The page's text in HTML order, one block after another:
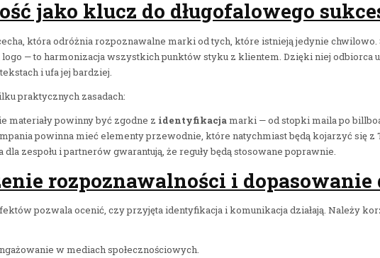
jako klucz do długofalowego
która odróżnia rozpoznawalne marki od tych, które istnieją jedynie
— to harmonizacja wszystkich punktów styku z klientem. Dzięki niej odbiorca
i ufa jej bardziej.
praktycznych zasadach:
materiały powinny być zgodne z identyfikacjamarki — od stopki maila po
powinna mieć elementy przewodnie, które natychmiast będą kojarzyć się z
dla zespołu i partnerów gwarantują, że reguły będą stosowane poprawnie.
rozpoznawalności i dopasowanie
pozwala ocenić, czy przyjęta identyfikacja i komunikacja działają. Należy
w mediach społecznościowych.